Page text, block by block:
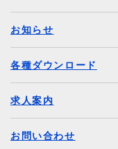
お知らせ
各種ダウンロード
求人案内
お問い合わせ